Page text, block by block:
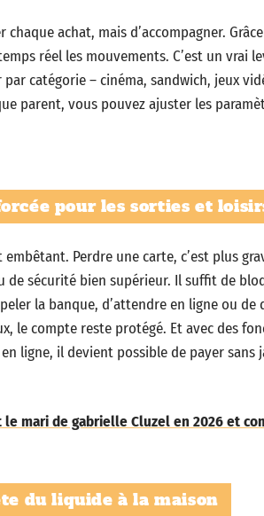
chaque achat, mais d’accompagner.
réel les mouvements. C’est un vrai
par catégorie – cinéma, sandwich, jeux
parent, vous pouvez ajuster les
pour les sorties et
embêtant. Perdre une carte, c’est plus
de sécurité bien supérieur. Il suffit de
la banque, d’attendre en ligne ou
le compte reste protégé. Et avec des
ligne, il devient possible de payer sans
le mari de gabrielle Cluzel en 2026 et
du liquide à la maison